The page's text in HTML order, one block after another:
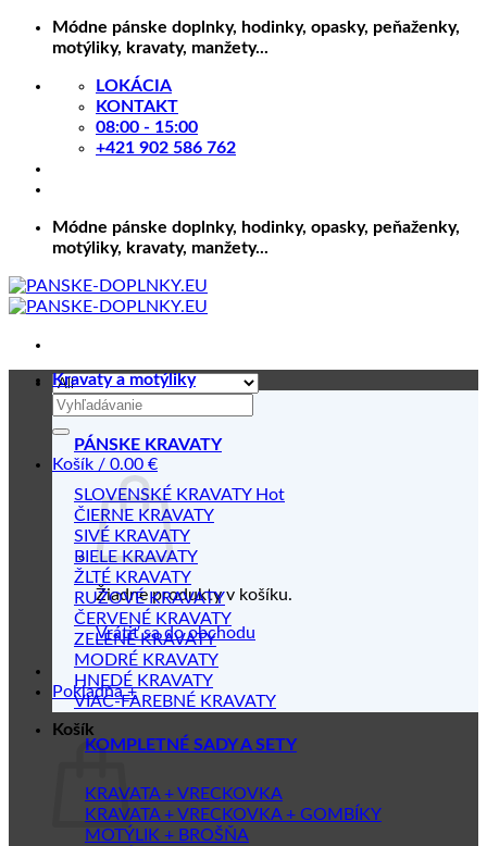
Skip
Módne pánske doplnky, hodinky, opasky, peňaženky,
motýliky, kravaty, manžety...
LOKÁCIA
KONTAKT
08:00 - 15:00
+421 902 586 762
Módne pánske doplnky, hodinky, opasky, peňaženky,
motýliky, kravaty, manžety...
Hľadať:
Košík / 0.00 €
Žiadne produkty v košíku.
Vrátiť sa do obchodu
Pokladňa +
Košík
Kravaty a motýliky
PÁNSKE KRAVATY
SLOVENSKÉ KRAVATY
ČIERNE KRAVATY
SIVÉ KRAVATY
BIELE KRAVATY
ŽLTÉ KRAVATY
RUŽOVÉ KRAVATY
ČERVENÉ KRAVATY
ZELENÉ KRAVATY
MODRÉ KRAVATY
HNEDÉ KRAVATY
VIAC-FAREBNÉ KRAVATY
KOMPLETNÉ SADY A SETY
KRAVATA + VRECKOVKA
KRAVATA + VRECKOVKA + GOMBÍKY
MOTÝLIK + BROŠŇA